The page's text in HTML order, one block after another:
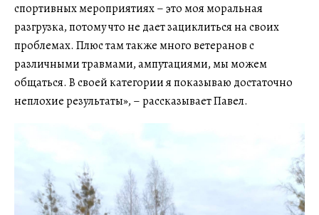
спортивных мероприятиях – это моя моральная
разгрузка, потому что не дает зациклиться на своих
проблемах. Плюс там также много ветеранов с
различными травмами, ампутациями, мы можем
общаться. В своей категории я показываю достаточно
неплохие результаты», – рассказывает Павел.